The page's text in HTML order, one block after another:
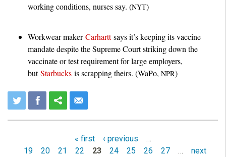
working conditions, nurses say. (NYT)
Workwear makerCarharttsays it’s keeping its vaccine
mandate despite the Supreme Court striking down the
vaccinate or test requirement for large employers,
butStarbucks is scrapping theirs. (WaPo, NPR)
« first ‹ previous
…
19
20 21 22 23 24 25 26 27 …
next